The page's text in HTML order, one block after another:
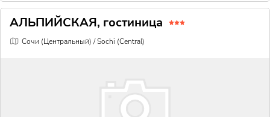
АЛЬПИЙСКАЯ, гостиница
Сочи (Центральный) / Sochi (Central)